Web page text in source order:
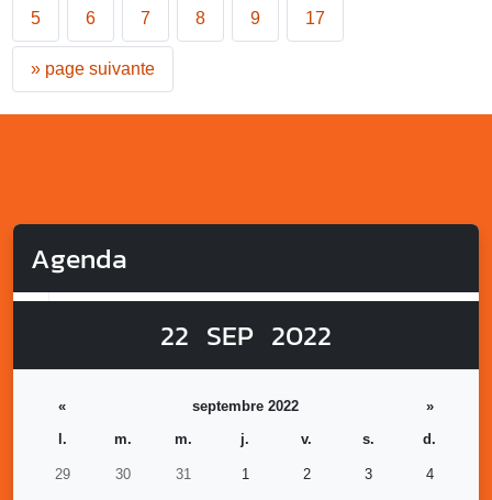
5 6 7 8 9 17
» page suivante
Agenda
22 SEP 2022
« septembre 2022
»
l.
m. m. j. v. s. d.
29 30 31 1 2 3 4